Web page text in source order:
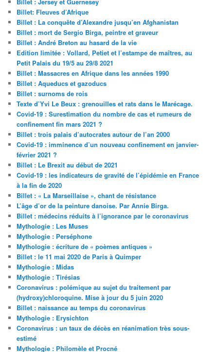
Billet: Fleuves d’Afrique
Billet : La conquête d’Alexandre jusqu’en Afghanistan
Billet : mort de Sergio Birga, peintre et graveur
Billet : André Breton au hasard de la vie
Edition limitée : Vollard, Petiet et l’estampe de maîtres, au
Petit Palais du 19/5 au 29/8 2021
Billet : Massacres en Afrique dans les années 1990
Billet : Aqueducs et gazoducs
Billet : surnoms de rois
Texte d’Yvi Le Beux : grenouilles et rats dans le Marécage.
Covid-19 : Surestimation du nombre de cas et rumeurs de
confinement fin mars 2021 ?
Billet : trois palais d’autocrates autour de l’an 2000
Covid-19 : imminence d’un nouveau confinement en janvier-
février 2021 ?
Billet : Le Brexit au début de 2021
Covid-19 : les indicateurs de gravité de l’épidémie en France
à la fin de 2020
Billet : « La Marseillaise », chant de résistance
L’âge d’or de la peinture danoise. Par Annie Birga.
Billet : médecins réduits à l’ignorance par le coronavirus
Mythologie : Les Muses
Mythologie : Perséphone
Mythologie : écriture de « poèmes antiques »
Billet : le 11 mai 2020 de Paris à Quimper
Mythologie : Midas
Mythologie : Tirésias
Coronavirus : polémique au sujet du traitement par
(hydroxy)chloroquine. Mise à jour du 5 juin 2020
Billet : naissance au temps du coronavirus
Mythologie : Erysichton
Coronavirus : un taux de décès en réanimation très sous-
estimé
Mythologie : Philomèle et Procné